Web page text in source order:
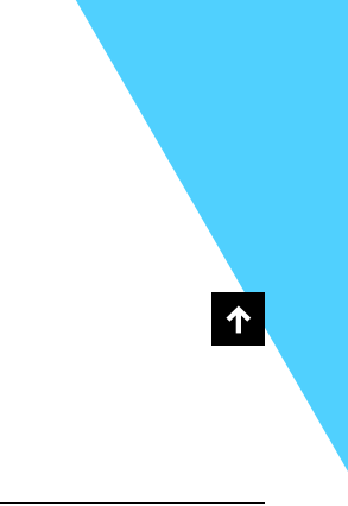
Scroll
page
back